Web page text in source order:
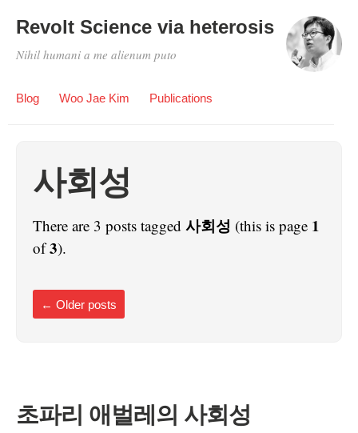
Revolt Science via heterosis
Nihil humani a me alienum puto
Blog Woo Jae Kim Publications
사회성
There are 3 posts tagged 사회성 (this is page 1
of3).
← Older posts
초파리 애벌레의 사회성